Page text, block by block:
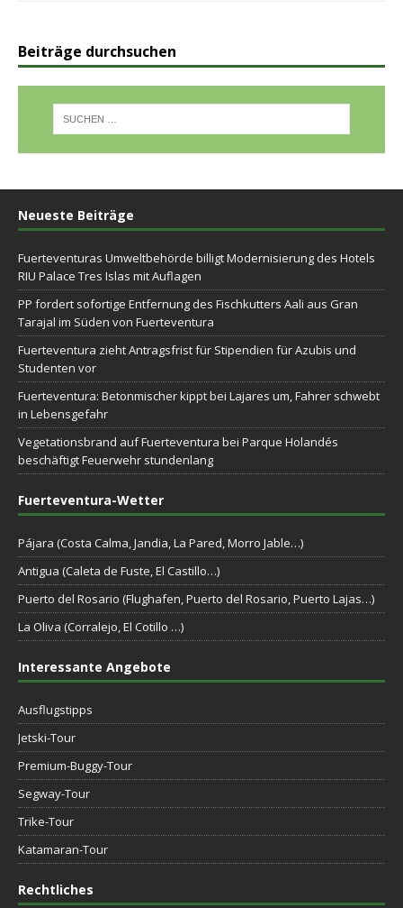
Beiträge durchsuchen
Neueste Beiträge
Fuerteventuras Umweltbehörde billigt Modernisierung des Hotels
RIU Palace Tres Islas mit Auflagen
PP fordert sofortige Entfernung des Fischkutters Aali aus Gran
Tarajal im Süden von Fuerteventura
Fuerteventura zieht Antragsfrist für Stipendien für Azubis und
Studenten vor
Fuerteventura: Betonmischer kippt bei Lajares um, Fahrer schwebt
in Lebensgefahr
Vegetationsbrand auf Fuerteventura bei Parque Holandés
beschäftigt Feuerwehr stundenlang
Fuerteventura-Wetter
Pájara (Costa Calma, Jandia, La Pared, Morro Jable…)
Antigua (Caleta de Fuste, El Castillo…)
Puerto del Rosario (Flughafen, Puerto del Rosario, Puerto Lajas…)
La Oliva (Corralejo, El Cotillo …)
Interessante Angebote
Ausflugstipps
Jetski-Tour
Premium-Buggy-Tour
Segway-Tour
Trike-Tour
Katamaran-Tour
Rechtliches